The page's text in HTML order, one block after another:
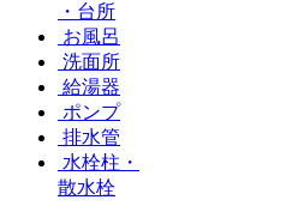
・台所
お風呂
洗面所
給湯器
ポンプ
排水管
水栓柱・
散水栓